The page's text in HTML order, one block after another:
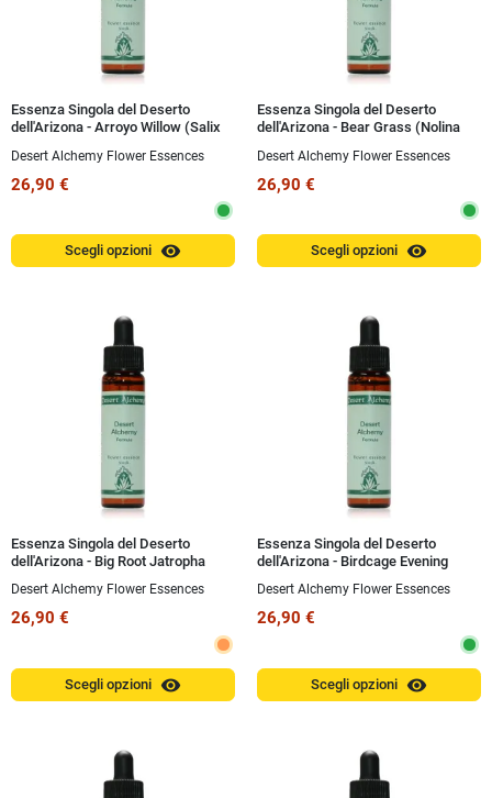
Essenza Singola del Deserto
dell'Arizona - Arroyo Willow (Salix
Desert Alchemy Flower Essences
26,90 €
Scegli opzioni visibility
Essenza Singola del Deserto
dell'Arizona - Bear Grass (Nolina
Desert Alchemy Flower Essences
26,90 €
Scegli opzioni visibility
Essenza Singola del Deserto
dell'Arizona - Big Root Jatropha
Desert Alchemy Flower Essences
26,90 €
Scegli opzioni visibility
Essenza Singola del Deserto
dell'Arizona - Birdcage Evening
Primrose) (Oenothera deltoides) 10
ml
Desert Alchemy Flower Essences
26,90 €
Scegli opzioni visibility